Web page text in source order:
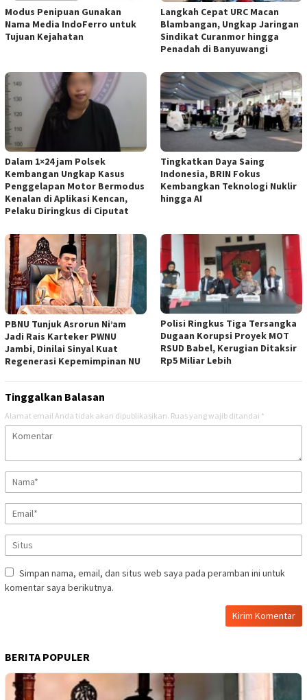
Modus Penipuan Gunakan
Nama Media IndoFerro untuk
Tujuan Kejahatan
Langkah Cepat URC Macan
Blambangan, Ungkap Jaringan
Sindikat Curanmor hingga
Penadah di Banyuwangi
Dalam 1×24 jam Polsek
Kembangan Ungkap Kasus
Penggelapan Motor Bermodus
Kenalan di Aplikasi Kencan,
Pelaku Diringkus di Ciputat
Tingkatkan Daya Saing
Indonesia, BRIN Fokus
Kembangkan Teknologi Nuklir
hingga AI
PBNU Tunjuk Asrorun Ni’am
Jadi Rais Karteker PWNU
Jambi, Dinilai Sinyal Kuat
Regenerasi Kepemimpinan NU
Polisi Ringkus Tiga Tersangka
Dugaan Korupsi Proyek MOT
RSUD Babel, Kerugian Ditaksir
Rp5 Miliar Lebih
Tinggalkan Balasan
Alamat email Anda tidak akan dipublikasikan. Ruas yang wajib ditandai *
Simpan nama, email, dan situs web saya pada peramban ini untuk
komentar saya berikutnya.
BERITA POPULER